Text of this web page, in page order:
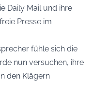
Daily Mail und ihre
Presse im
fühle sich die
nun versuchen, ihre
den Klägern